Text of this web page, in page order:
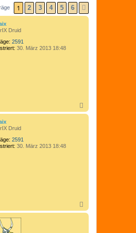
1 2 3 4 5 6
Druid
2591
30. März 2013 18:48
a
Druid
2591
30. März 2013 18:48
a
c